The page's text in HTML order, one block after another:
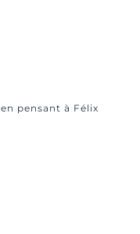
en pensant à Félix